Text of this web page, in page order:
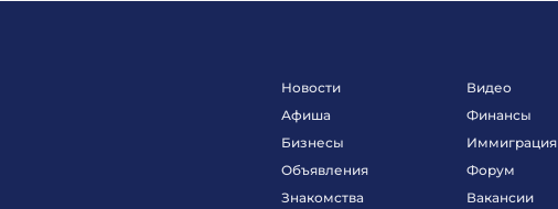
Новости
Афиша
Бизнесы
Объявления
Знакомства
Видео
Финансы
Иммиграция
Форум
Вакансии